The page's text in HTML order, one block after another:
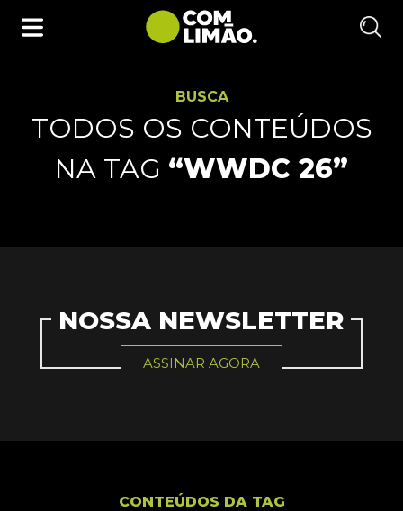
BUSCA
TODOS OS CONTEÚDOS
NA TAG “WWDC 26”
NOSSA NEWSLETTER
ASSINAR AGORA
CONTEÚDOS DA TAG